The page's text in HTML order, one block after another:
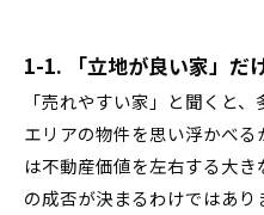
1-1. 「立地が良い家」だ
「売れやすい家」と聞くと
エリアの物件を思い浮かべ
は不動産価値を左右する大
の成否が決まるわけではあ